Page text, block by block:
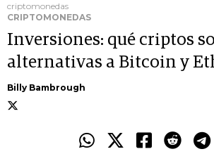
criptomonedas
CRIPTOMONEDAS
Inversiones: qué criptos
alternativas a Bitcoin y
Billy Bambrough